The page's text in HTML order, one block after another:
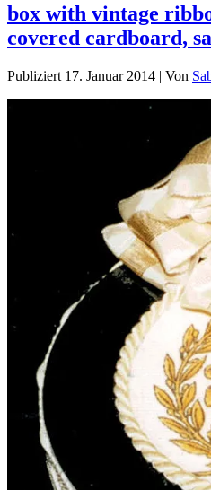
box with vintage
covered cardboard,
Publiziert 17. Januar 2014 | Von